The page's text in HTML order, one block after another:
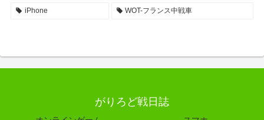
iPhone WOT-フランス中戦車
がりろど戦日誌